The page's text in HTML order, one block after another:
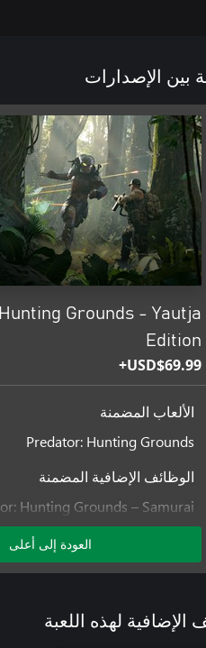
الذئب
بين الإصدارات
Grounds - Yautja
Edition
USD$69.99+
الألعاب المضمنة
Predator: Hunting Grounds
الوظائف الإضافية المضمنة
Hunting Grounds – Samurai
Predator DLC Pack
Grounds – City Hunter(97)
Predator DLC Pack
Hunting Grounds – Valkyrie
Predator DLC Pack
العودة إلى أعلى
الإضافية لهذه اللعبة